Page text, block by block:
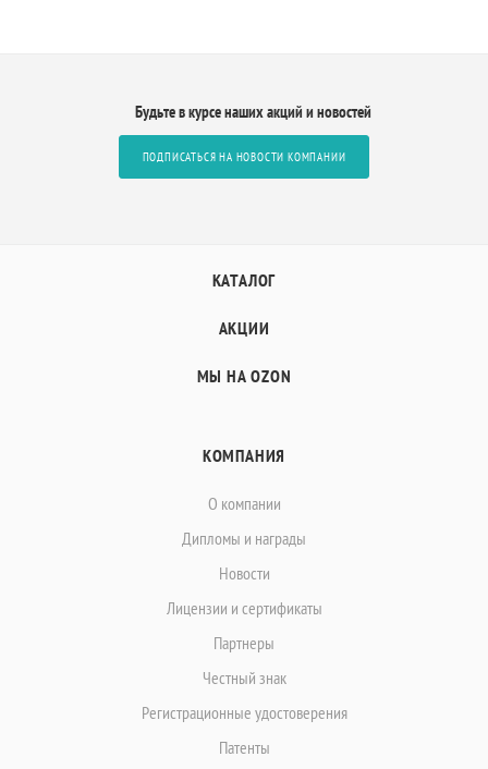
Будьте в курсе наших акций и новостей
ПОДПИСАТЬСЯ НА НОВОСТИ КОМПАНИИ
КАТАЛОГ
АКЦИИ
МЫ НА OZON
КОМПАНИЯ
О компании
Дипломы и награды
Новости
Лицензии и сертификаты
Партнеры
Честный знак
Регистрационные удостоверения
Патенты